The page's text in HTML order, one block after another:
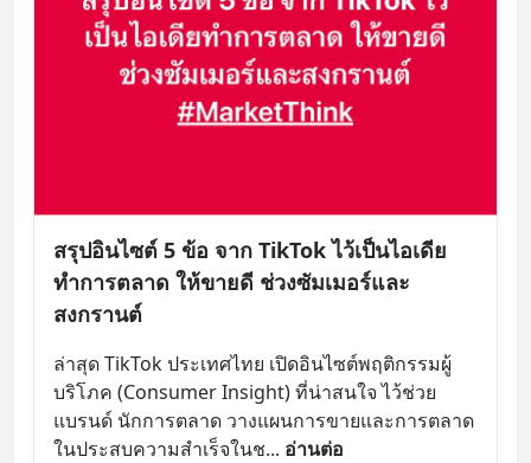
สรุปอินไซต์ 5 ข้อ จาก TikTok ไว้เป็นไอเดีย
ทำการตลาด ให้ขายดี ช่วงซัมเมอร์และ
สงกรานต์
ล่าสุด TikTok ประเทศไทย เปิดอินไซต์พฤติกรรมผู้
บริโภค (Consumer Insight) ที่น่าสนใจ ไว้ช่วย
แบรนด์ นักการตลาด วางแผนการขายและการตลาด
ในประสบความสำเร็จในช... อ่านต่อ